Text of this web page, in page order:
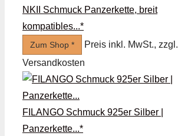
NKII Schmuck Panzerkette, breit
kompatibles...*
Zum Shop *
Preis inkl. MwSt., zzgl.
Versandkosten
FILANGO Schmuck 925er Silber |
Panzerkette...*